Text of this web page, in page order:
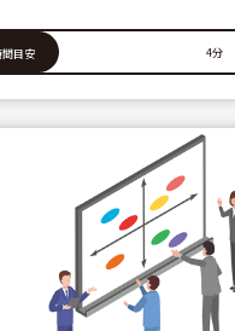
目安 4分